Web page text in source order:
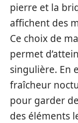
pierre et la
affichent des
Ce choix de
permet
singulière. En
fraîcheur
pour garder
des éléments